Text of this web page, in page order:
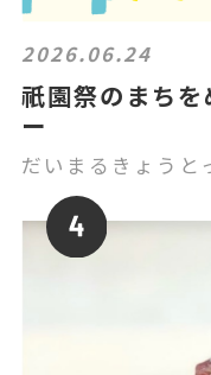
2026.06.24
祇園祭のまち
ー
だいまるきょうと